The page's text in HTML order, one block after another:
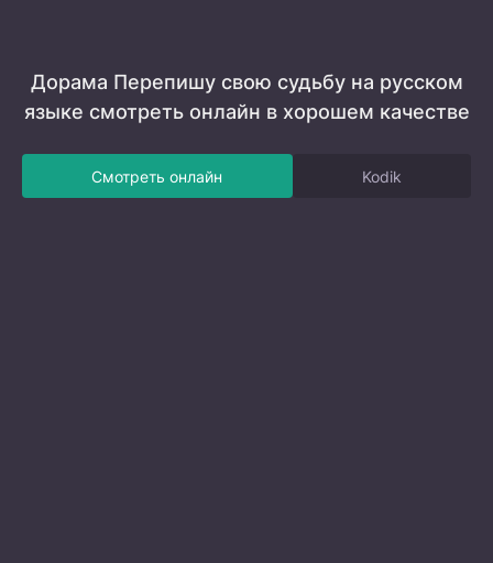
Дорама Перепишу свою судьбу на русском
языке смотреть онлайн в хорошем качестве
Смотреть онлайн Kodik